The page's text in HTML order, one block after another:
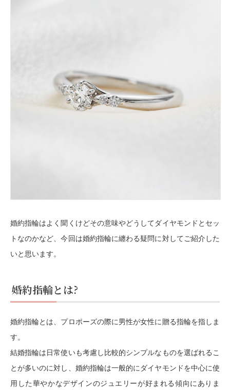
婚約指輪はよく聞くけどその意味やどうしてダイヤモンドとセッ
トなのかなど、今回は婚約指輪に纏わる疑問に対してご紹介した
いと思います。
婚約指輪とは?
婚約指輪とは、プロポーズの際に男性が女性に贈る指輪を指しま
す。
結婚指輪は日常使いも考慮し比較的シンプルなものを選ばれるこ
とが多いのに対し、婚約指輪は一般的にダイヤモンドを中心に使
用した華やかなデザインのジュエリーが好まれる傾向にありま